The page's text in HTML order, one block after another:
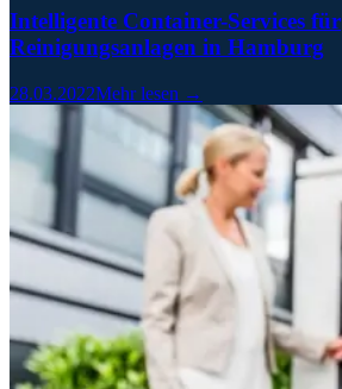
Intelligente Container-Services für
Reinigungsanlagen in Hamburg
28.03.2022Mehr lesen →